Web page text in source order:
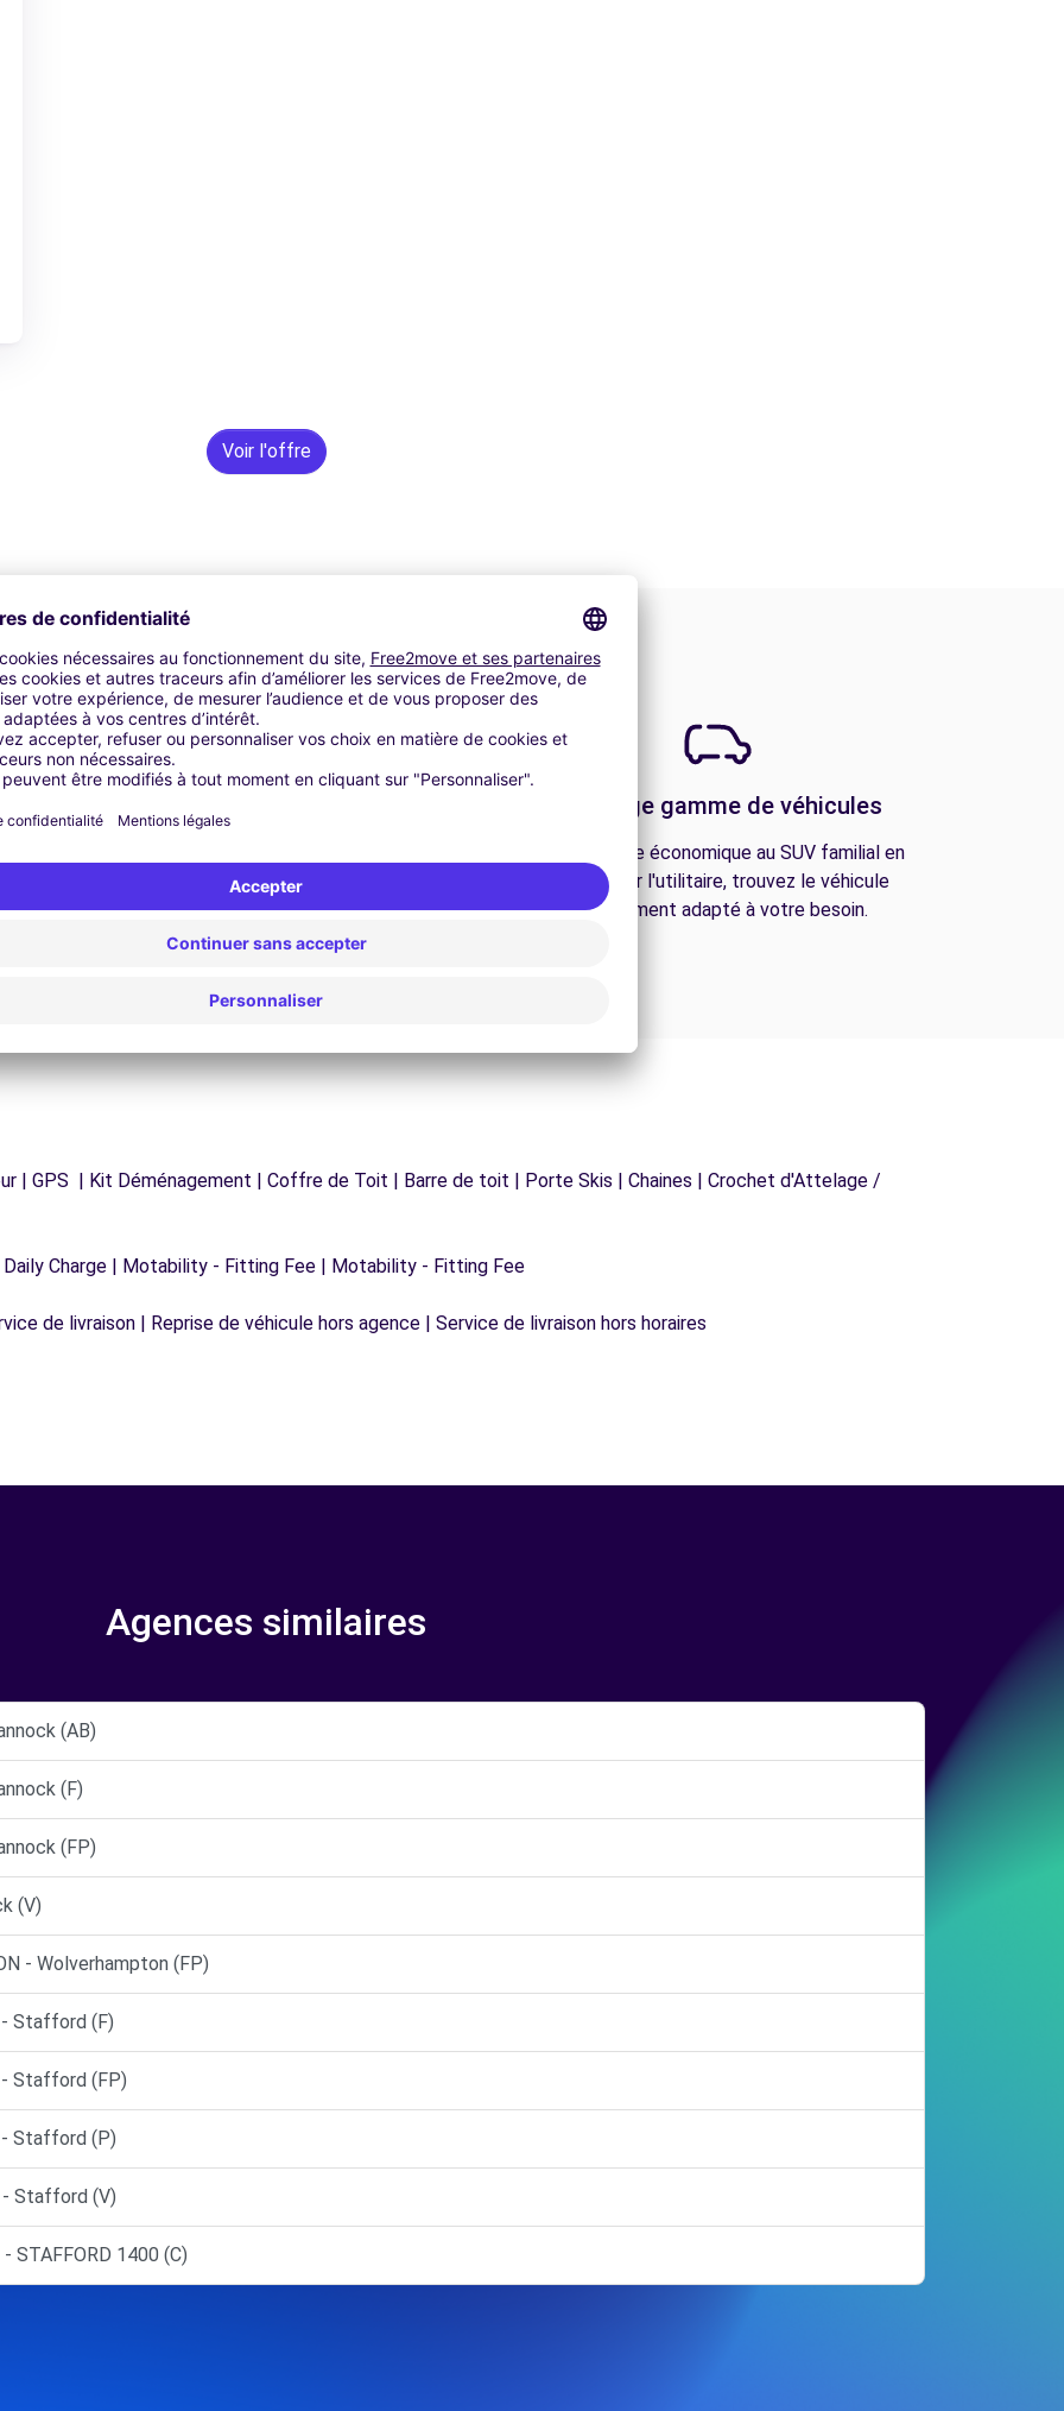
Voir l'offre
d'assistance est disponible à tout moment pour
vous garantir un voyage sans interruption.
Une large gamme de véhicules
De la citadine économique au SUV familial en
passant par l'utilitaire, trouvez le véhicule
parfaitement adapté à votre besoin.
| GPS | Kit Déménagement | Coffre de Toit | Barre de toit | Porte Skis | Chaines | Crochet d'Attelage /
Charge | Motability - Fitting Fee | Motability - Fitting Fee
de livraison | Reprise de véhicule hors agence | Service de livraison hors horaires
Agences similaires
(AB)
(F)
(FP)
(V)
- Wolverhampton (FP)
- Stafford (F)
- Stafford (FP)
- Stafford (P)
- Stafford (V)
STAFFORD 1400 (C)